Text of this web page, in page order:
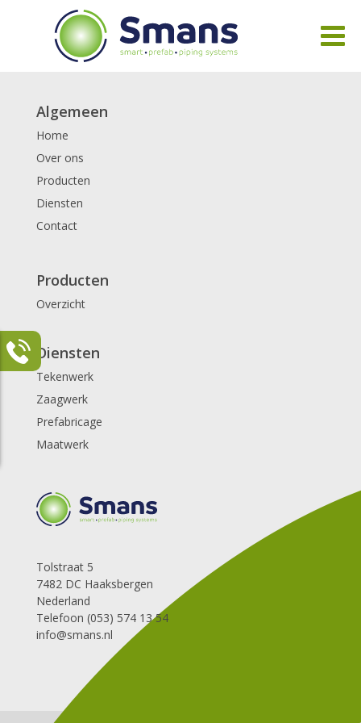
Algemeen
Home
Over ons
Producten
Diensten
Contact
Producten
Overzicht
Diensten
Tekenwerk
Zaagwerk
Prefabricage
Maatwerk
Tolstraat 5
7482 DC Haaksbergen
Nederland
Telefoon (053) 574 13 54
info@smans.nl